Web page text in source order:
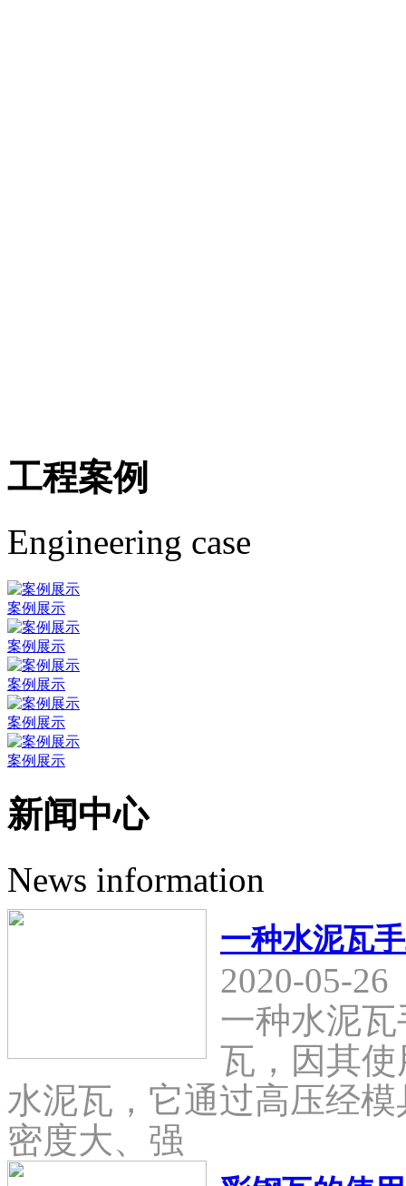
工程案例
Engineering case
案例展示
案例展示
案例展示
案例展示
案例展示
新闻中心
News information
一种水泥瓦
2020-05-26
一种水泥
瓦，因其
水泥瓦，它通过高压经
密度大、强